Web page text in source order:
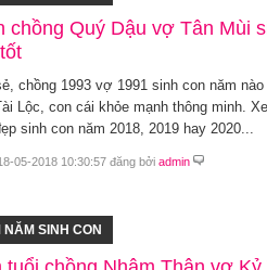
chồng Quý Dậu vợ Tân Mùi
chồng 1993 vợ 1991 sinh con năm
Lộc, con cái khỏe mạnh thông minh.
sinh con năm 2018, 2019 hay 2020...
05-2018 10:30:57 đăng bởi admin
NĂM SINH CON